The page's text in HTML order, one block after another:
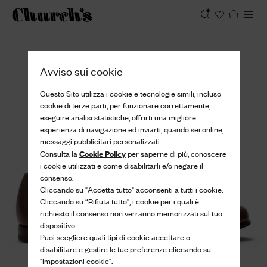
Avviso sui cookie
Questo Sito utilizza i cookie e tecnologie simili, incluso
cookie di terze parti, per funzionare correttamente,
eseguire analisi statistiche, offrirti una migliore
esperienza di navigazione ed inviarti, quando sei online,
messaggi pubblicitari personalizzati.
Consulta la Cookie Policyper saperne di più, conoscere
i cookie utilizzati e come disabilitarli e/o negare il
consenso.
Cliccando su "Accetta tutto" acconsenti a tutti i cookie.
Cliccando su “Rifiuta tutto”, i cookie per i quali è
richiesto il consenso non verranno memorizzati sul tuo
dispositivo.
Puoi scegliere quali tipi di cookie accettare o
disabilitare e gestire le tue preferenze cliccando su
"Impostazioni cookie".